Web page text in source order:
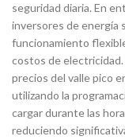
seguridad diaria. En
inversores de energía
funcionamiento
costos de
precios del valle pico
utilizando la
cargar durante las
reduciendo